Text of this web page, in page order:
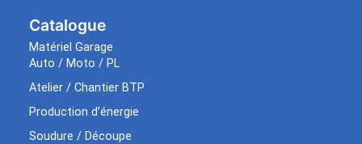
Catalogue
Matériel Garage
Auto / Moto / PL
Atelier / Chantier BTP
Production d’énergie
Soudure / Découpe